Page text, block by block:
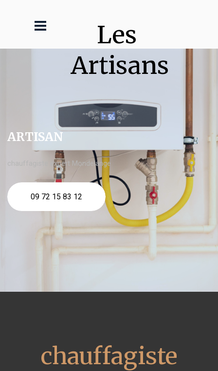
Les
Artisans
ARTISAN
chauffagiste expert Mondelange
09 72 15 83 12
chauffagiste